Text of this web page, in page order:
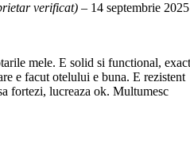
verificat) – 14 septembrie 2025
mele. E solid si functional, exact
e facut otelului e buna. E rezistent
fortezi, lucreaza ok. Multumesc